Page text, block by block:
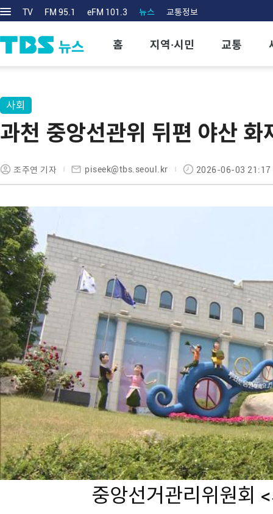
TV FM 95.1 eFM 101.3 뉴스 교통정보
홈 지역·시민 교통
사회
과천 중앙선관위 뒤편 야산
조주연 기자 piseek@tbs.seoul.kr 2026-06-03 21:17
중앙선거관리위원회